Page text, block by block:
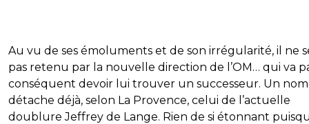
Au vu de ses émoluments et de son irrégularité, il ne
pas retenu par la nouvelle direction de l’OM… qui va
conséquent devoir lui trouver un successeur. Un nom
détache déjà, selon La Provence, celui de l’actuelle
doublure Jeffrey de Lange. Rien de si étonnant